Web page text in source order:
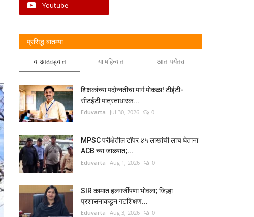
Youtube
प्रसिद्ध बातम्या
या आठवड्यात या महिन्यात आता पर्यंतचा
शिक्षकांच्या पदोन्नतीचा मार्ग मोकळा! टीईटी-
सीटईटी पात्रताधारक...
Eduvarta Jul 30, 2026 0
MPSC परीक्षेतील टॉपर ४५ लाखांची लाच घेताना
ACB च्या जाळ्यात;...
Eduvarta Aug 1, 2026 0
SIR कामात हलगर्जीपणा भोवला; जिल्हा
प्रशासनाकडून गटशिक्षण...
Eduvarta Aug 3, 2026 0